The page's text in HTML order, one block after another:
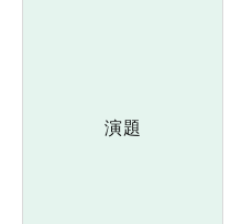
演題